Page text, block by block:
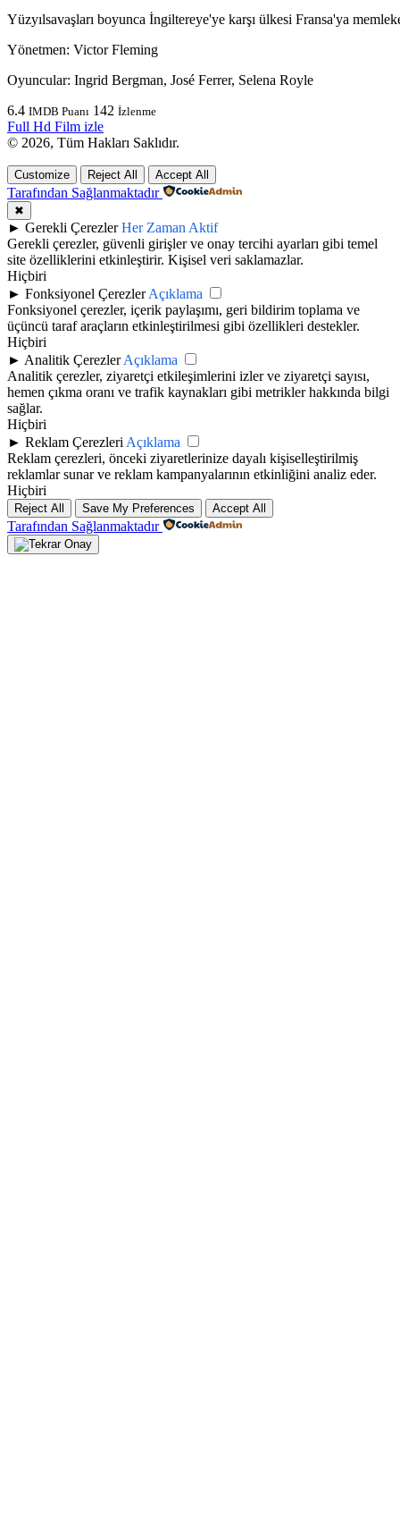
Yüzyılsavaşları boyunca İngiltereye'ye karşı ülkesi Fransa'ya
Yönetmen: Victor Fleming
Oyuncular: Ingrid Bergman, José Ferrer, Selena Royle
6.4 IMDB Puanı 142 İzlenme
Full Hd Film izle
© 2026, Tüm Hakları Saklıdır.
Customize Reject All Accept All
Tarafından Sağlanmaktadır
✖
► Gerekli Çerezler Her Zaman Aktif
Gerekli çerezler, güvenli girişler ve onay tercihi ayarları gibi temel
site özelliklerini etkinleştirir. Kişisel veri saklamazlar.
Hiçbiri
► Fonksiyonel Çerezler Açıklama
Fonksiyonel çerezler, içerik paylaşımı, geri bildirim toplama ve
üçüncü taraf araçların etkinleştirilmesi gibi özellikleri destekler.
Hiçbiri
► Analitik Çerezler Açıklama
Analitik çerezler, ziyaretçi etkileşimlerini izler ve ziyaretçi sayısı,
hemen çıkma oranı ve trafik kaynakları gibi metrikler hakkında bilgi
sağlar.
Hiçbiri
► Reklam Çerezleri Açıklama
Reklam çerezleri, önceki ziyaretlerinize dayalı kişiselleştirilmiş
reklamlar sunar ve reklam kampanyalarının etkinliğini analiz eder.
Hiçbiri
Reject All Save My Preferences Accept All
Tarafından Sağlanmaktadır